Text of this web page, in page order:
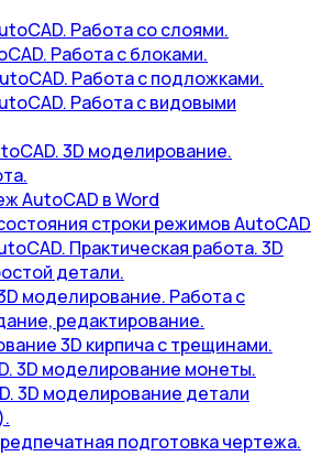
Работа со слоями.
Работа с блоками.
Работа с подложками.
Работа с видовыми
3D моделирование.
AutoCAD в Word
строки режимов AutoCAD
Практическая работа. 3D
детали.
моделирование. Работа с
редактирование.
3D кирпича с трещинами.
3D моделирование монеты.
3D моделирование детали
подготовка чертежа.